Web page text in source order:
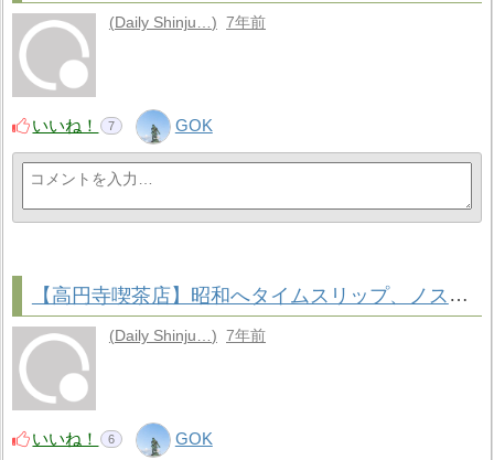
Daily Shinju… 7年前
いいね！ 7 GOK
【高円寺喫茶店】昭和へタイムスリップ、ノスタルジーに浸れる「七つ森」
Daily Shinju… 7年前
いいね！ 6 GOK